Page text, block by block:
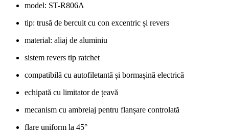
model: ST-R806A
tip: trusă de bercuit cu con excentric și revers
material: aliaj de aluminiu
sistem revers tip ratchet
compatibilă cu autofiletantă și bormașină electrică
echipată cu limitator de țeavă
mecanism cu ambreiaj pentru flanșare controlată
flare uniform la 45°